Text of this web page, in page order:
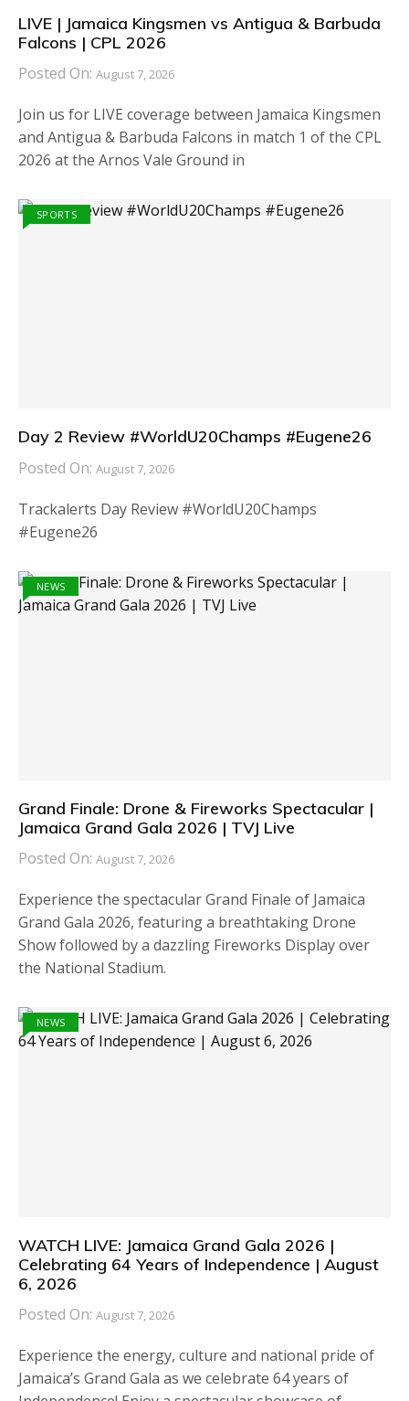
LIVE | Jamaica Kingsmen vs Antigua & Barbuda
Falcons | CPL 2026
Posted On: August 7, 2026
Join us for LIVE coverage between Jamaica Kingsmen
and Antigua & Barbuda Falcons in match 1 of the CPL
2026 at the Arnos Vale Ground in
SPORTS
Day 2 Review #WorldU20Champs #Eugene26
Posted On: August 7, 2026
Trackalerts Day Review #WorldU20Champs
#Eugene26
NEWS
Grand Finale: Drone & Fireworks Spectacular |
Jamaica Grand Gala 2026 | TVJ Live
Posted On: August 7, 2026
Experience the spectacular Grand Finale of Jamaica
Grand Gala 2026, featuring a breathtaking Drone
Show followed by a dazzling Fireworks Display over
the National Stadium.
NEWS
WATCH LIVE: Jamaica Grand Gala 2026 |
Celebrating 64 Years of Independence | August
6, 2026
Posted On: August 7, 2026
Experience the energy, culture and national pride of
Jamaica’s Grand Gala as we celebrate 64 years of